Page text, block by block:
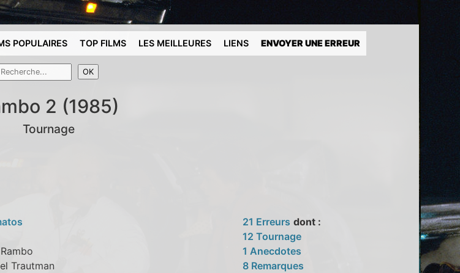
POPULAIRES TOP FILMS LES MEILLEURES LIENS ENVOYER UNE ERREUR
2 (1985)
Tournage
Trautman
21 Erreurs dont :
12 Tournage
1 Anecdotes
8 Remarques